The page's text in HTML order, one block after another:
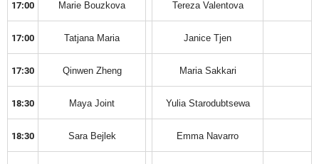
17:00 Marie Bouzkova Tereza Valentova
17:00 Tatjana Maria Janice Tjen
17:30 Qinwen Zheng Maria Sakkari
18:30 Maya Joint Yulia Starodubtsewa
18:30 Sara Bejlek Emma Navarro